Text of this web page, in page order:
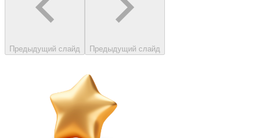
Предыдущий слайд Предыдущий слайд